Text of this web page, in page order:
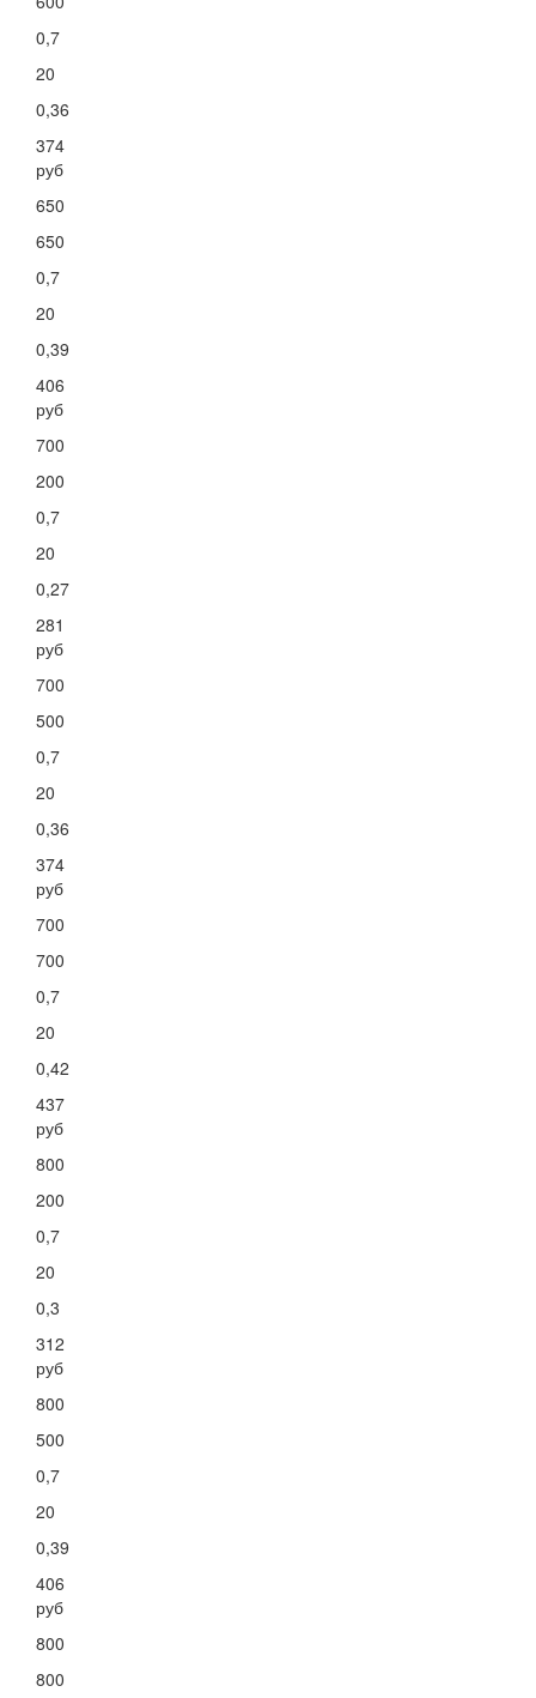
0,7
20
0,36
374
руб
650
650
0,7
20
0,39
406
руб
700
200
0,7
20
0,27
281
руб
700
500
0,7
20
0,36
374
руб
700
700
0,7
20
0,42
437
руб
800
200
0,7
20
0,3
312
руб
800
500
0,7
20
0,39
406
руб
800
800